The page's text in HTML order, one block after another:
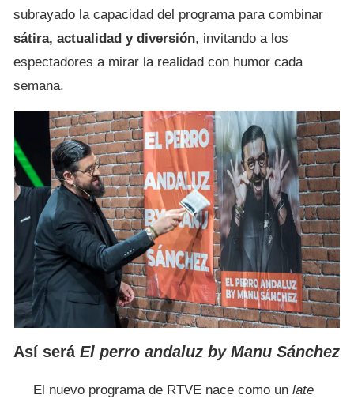
subrayado la capacidad del programa para combinar
sátira, actualidad y diversión, invitando a los
espectadores a mirar la realidad con humor cada
semana.
Así será El perro andaluz by Manu Sánchez
El nuevo programa de RTVE nace como un late